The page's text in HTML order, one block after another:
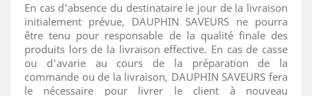
En cas d'absence du destinataire le jour de la livraison
initialement prévue, DAUPHIN SAVEURS ne pourra
être tenu pour responsable de la qualité finale des
produits lors de la livraison effective. En cas de casse
ou d'avarie au cours de la préparation de la
commande ou de la livraison, DAUPHIN SAVEURS fera
le nécessaire pour livrer le client à nouveau